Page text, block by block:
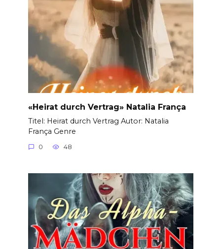
«Heirat durch Vertrag» Natalia França
Titel: Heirat durch Vertrag Autor: Natalia
França Genre
0 48